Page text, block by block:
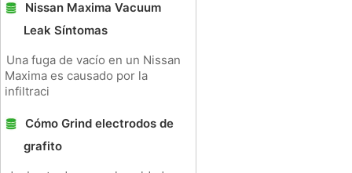
Nissan Maxima Vacuum
Leak Síntomas
Una fuga de vacío en un Nissan
Maxima es causado por la
infiltraci
Cómo Grind electrodos de
grafito